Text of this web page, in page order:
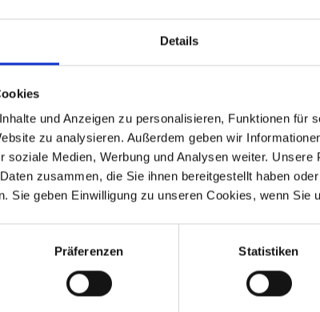
Details
und Anzeigen zu personalisieren, Funktionen für
zu analysieren. Außerdem geben wir
soziale Medien, Werbung und Analysen weiter. Unsere
zusammen, die Sie ihnen bereitgestellt haben
Sie geben Einwilligung zu unseren Cookies, wenn Sie
Präferenzen Statistiken
und garantiert Ihnen höchste Qualität, konsequent
sich die neuen Gehäuse durch folgende Eigenschaften
im Material
hohe UV- und Witterungsbeständigkeit.
sind verdrehsicher angebracht und haben durch
auch eine Dichtschnur, eine Gewindeplatte, sowie alle